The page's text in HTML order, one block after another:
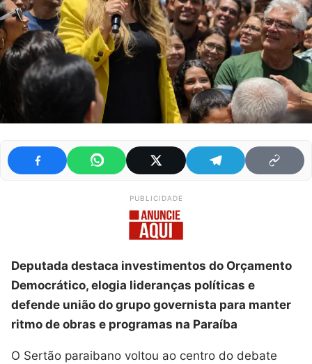
PUBLICIDADE
Deputada destaca investimentos do Orçamento
Democrático, elogia lideranças políticas e
defende união do grupo governista para manter
ritmo de obras e programas na Paraíba
O Sertão paraibano voltou ao centro do debate